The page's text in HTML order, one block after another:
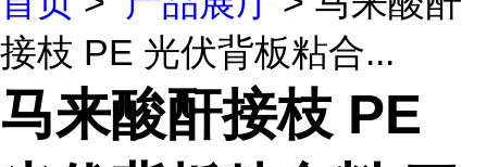
接枝 PE 光伏背板粘合...
马来酸酐接枝 PE